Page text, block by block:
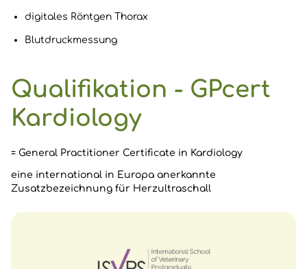
digitales Röntgen Thorax
Blutdruckmessung
Qualifikation - GPcert
Kardiology
= General Practitioner Certificate in Kardiology
eine international in Europa anerkannte
Zusatzbezeichnung für Herzultraschall